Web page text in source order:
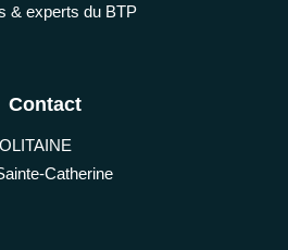
& experts du BTP
Contact
Catherine